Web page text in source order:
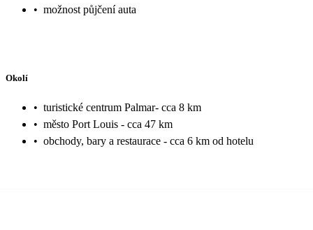
• možnost půjčení auta
Okolí
• turistické centrum Palmar- cca 8 km
• město Port Louis - cca 47 km
• obchody, bary a restaurace - cca 6 km od hotelu